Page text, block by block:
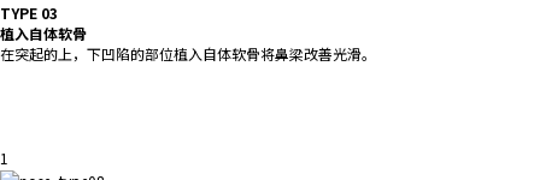
TYPE 03
植入自体软骨
在突起的上，下凹陷的部位植入自体软骨将鼻梁改善光滑。
1